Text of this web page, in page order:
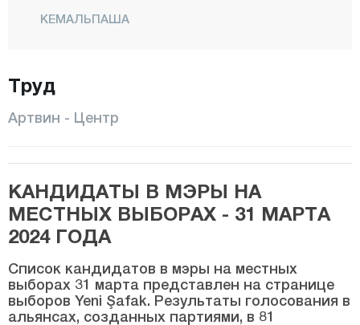
КЕМАЛЬПАША
МУРГУЛЬ
ШАВШАТ
Айдын
Балыкесир
Бартын
Байбурт
Биледжик
Труд
Артвин - Центр
КАНДИДАТЫ В МЭРЫ НА
МЕСТНЫХ ВЫБОРАХ - 31 МАРТА
2024 ГОДА
Список кандидатов в мэры на местных
выборах 31 марта представлен на странице
выборов Yeni Şafak. Результаты голосования в
альянсах, созданных партиями, в 81